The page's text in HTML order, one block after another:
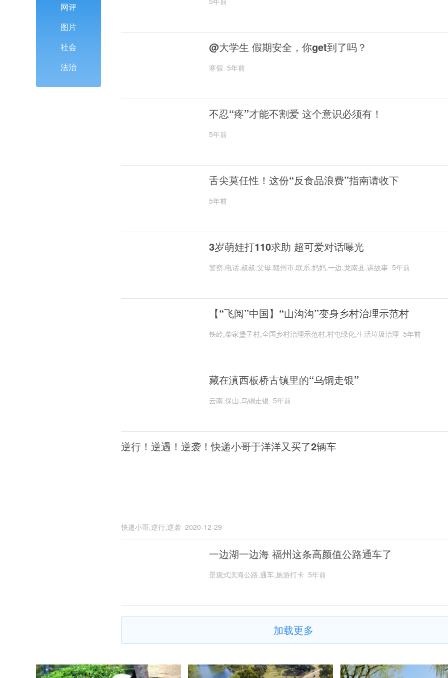
网评
图片
社会
法治
@大学生 假期安全，你get到了吗？
寒假 5年前
不忍“疼”才能不割爱 这个意识必须有！
5年前
舌尖莫任性！这份“反食品浪费”指南请收下
5年前
3岁萌娃打110求助 超可爱对话曝光
警察,电话,叔叔,父母,赣州市,联系,妈妈,一边,龙南县,讲故事 5年前
【“飞阅”中国】“山沟沟”变身乡村治理示范村
铁岭,柴家堡子村,全国乡村治理示范村,村屯绿化,生活垃圾治理 5年前
藏在滇西板桥古镇里的“乌铜走银”
云南,保山,乌铜走银 5年前
逆行！逆遇！逆袭！快递小哥于洋洋又买了2辆车
快递小哥,逆行,逆袭 2020-12-29
一边湖一边海 福州这条高颜值公路通车了
景观式滨海公路,通车,旅游打卡 5年前
加载更多